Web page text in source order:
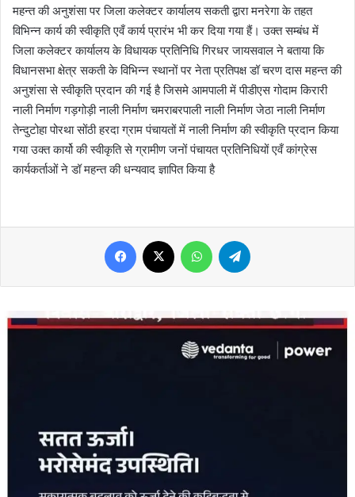
महन्त की अनुशंसा पर जिला कलेक्टर कार्यालय सकती द्वारा मनरेगा के तहत
विभिन्न कार्य की स्वीकृति एवँ कार्य प्रारंभ भी कर दिया गया हैं। उक्त सम्बंध में
जिला कलेक्टर कार्यालय के विधायक प्रतिनिधि गिरधर जायसवाल ने बताया कि
विधानसभा क्षेत्र सकती के विभिन्न स्थानों पर नेता प्रतिपक्ष डॉ चरण दास महन्त की
अनुशंसा से स्वीकृति प्रदान की गई है जिसमे आमपाली में पीडीएस गोदाम किरारी
नाली निर्माण गड़गोड़ी नाली निर्माण चमराबरपाली नाली निर्माण जेठा नाली निर्माण
तेन्दुटोहा पोरथा सोंठी हरदा ग्राम पंचायतों में नाली निर्माण की स्वीकृति प्रदान किया
गया उक्त कार्यो की स्वीकृति से ग्रामीण जनों पंचायत प्रतिनिधियों एवँ कांग्रेस
कार्यकर्ताओं ने डॉ महन्त की धन्यवाद ज्ञापित किया है
Facebook WhatsApp